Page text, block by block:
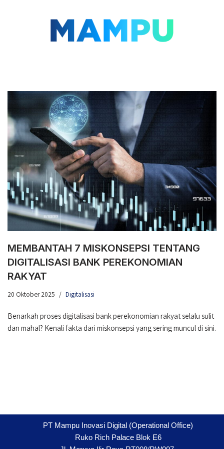
MEMBANTAH 7 MISKONSEPSI TENTANG
DIGITALISASI BANK PEREKONOMIAN
RAKYAT
20 Oktober 2025 Digitalisasi
Benarkah proses digitalisasi bank perekonomian rakyat selalu sulit
dan mahal? Kenali fakta dari miskonsepsi yang sering muncul di sini.
PT Mampu Inovasi Digital (Operational Office)
Ruko Rich Palace Blok E6